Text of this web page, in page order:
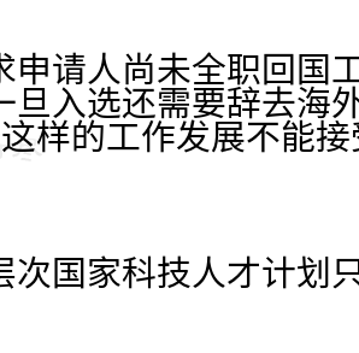
申请人尚未全职回国
旦入选还需要辞去海
样的工作发展不能接
次国家科技人才计划